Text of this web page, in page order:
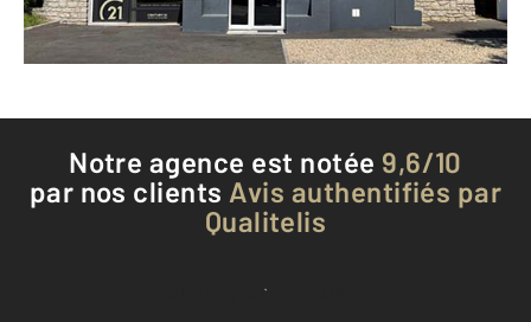
Téléphoner à l'agence
Notre agence est notée 9,6/10
par nos clients Avis authentifiés par
Qualitelis
Voir tous les avis clients